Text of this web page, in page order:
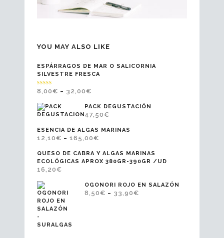
YOU MAY ALSO LIKE
ESPÁRRAGOS DE MAR O SALICORNIA
SILVESTRE FRESCA
VALORADO
EN5.00
8,00€ – 32,00€
PACK DEGUSTACIÓN
47,50€
ESENCIA DE ALGAS MARINAS
12,10€ – 165,00€
QUESO DE CABRA Y ALGAS MARINAS
ECOLÓGICAS APROX 380GR-390GR /UD
16,20€
OGONORI ROJO EN SALAZÓN
8,50€ – 33,90€